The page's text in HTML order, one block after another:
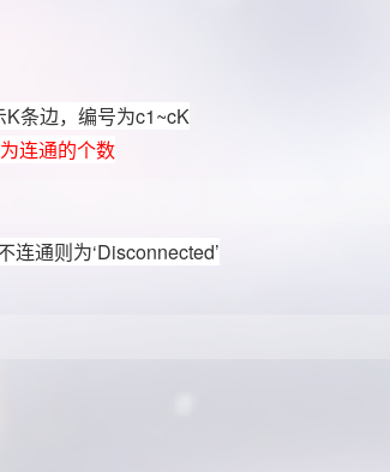
K条边，编号为c1~cK
连通的个数
连通则为‘Disconnected’